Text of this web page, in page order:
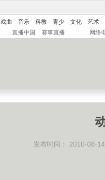
戏曲 音乐 科教 青少 文化
艺术
直播中国 赛事直播 网络
发布时间： 2010-08-